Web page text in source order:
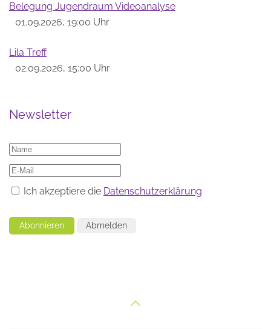
Belegung Jugendraum Videoanalyse
01.09.2026, 19:00 Uhr
Lila Treff
02.09.2026, 15:00 Uhr
Newsletter
Ich akzeptiere die Datenschutzerklärung
Abonnieren Abmelden